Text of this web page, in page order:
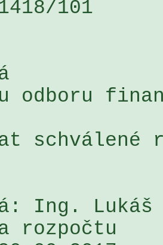
odboru
schválené
Ing.
rozpočtu